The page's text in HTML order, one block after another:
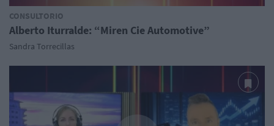
CONSULTORIO
Alberto Iturralde: “Miren Cie Automotive”
Sandra Torrecillas